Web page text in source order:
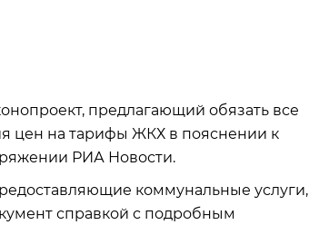
предлагающий обязать все
цен на тарифы ЖКХ в пояснении к
РИА Новости.
коммунальные услуги,
справкой с подробным